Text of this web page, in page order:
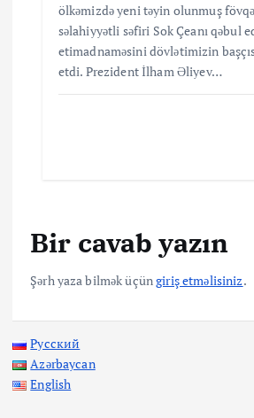
ölkəmizdə yeni təyin olunmuş
səlahiyyətli səfiri Sok Çeanı qəbul
etimadnaməsini dövlətimizin
etdi. Prezident İlham Əliyev…
Bir cavab yazın
Şərh yaza bilmək üçüngiriş etməlisiniz.
Русский
Azərbaycan
English